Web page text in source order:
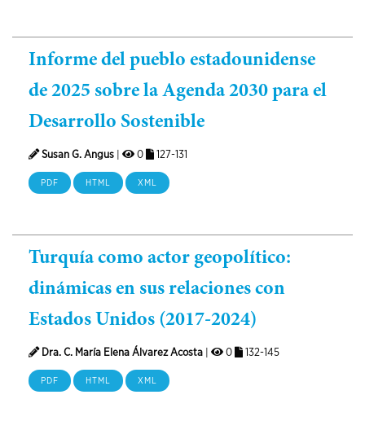
Informe del pueblo estadounidense
de 2025 sobre la Agenda 2030 para el
Desarrollo Sostenible
Susan G. Angus 0 127-131
PDF HTML XML
Turquía como actor geopolítico:
dinámicas en sus relaciones con
Estados Unidos (2017-2024)
Dra. C. María Elena Álvarez Acosta 0 132-145
PDF HTML XML